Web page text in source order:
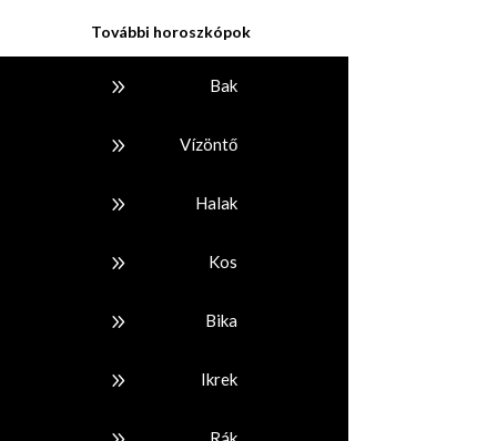
További horoszkópok
9 Bak
9 Vízöntő
9 Halak
9 Kos
9 Bika
9 Ikrek